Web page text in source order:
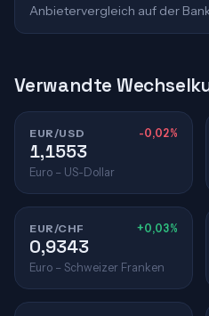
Anbietervergleich auf der
Verwandte
EUR/USD -0,02%
1,1553
Euro – US-Dollar
EUR/CHF +0,03%
0,9343
Euro – Schweizer Franken